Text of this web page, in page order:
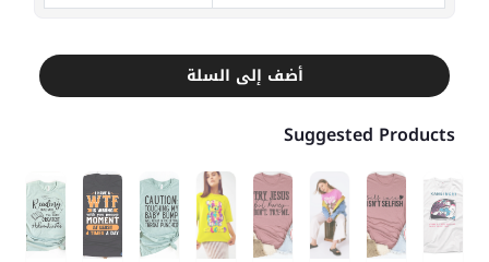
أضف إلى السلة
Suggested Products